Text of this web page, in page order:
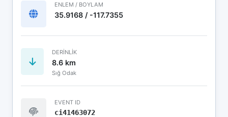
ENLEM / BOYLAM
35.9168 / -117.7355
DERINLIK
8.6 km
Sığ Odak
EVENT ID
ci41463072